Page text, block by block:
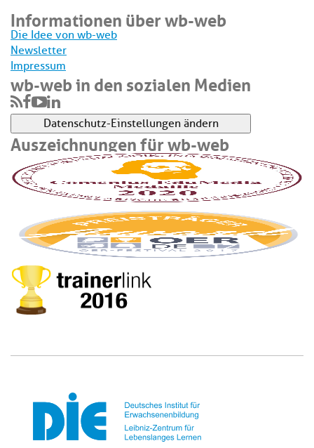
Informationen über wb-web
Die Idee von wb-web
Newsletter
Impressum
wb-web in den sozialen Medien
Datenschutz-Einstellungen ändern
Auszeichnungen für wb-web